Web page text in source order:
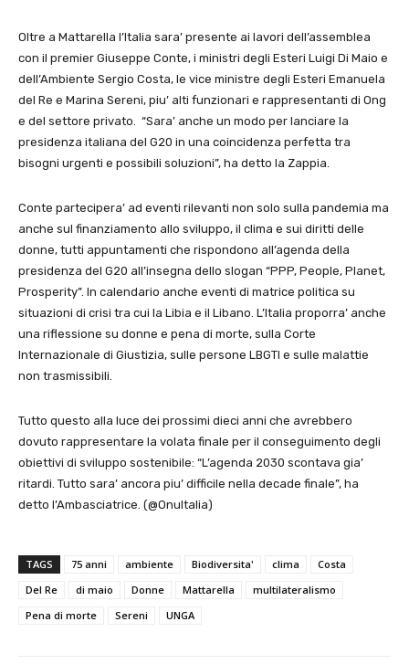
Oltre a Mattarella l’Italia sara’ presente ai lavori dell’assemblea
con il premier Giuseppe Conte, i ministri degli Esteri Luigi Di Maio e
dell’Ambiente Sergio Costa, le vice ministre degli Esteri Emanuela
del Re e Marina Sereni, piu’ alti funzionari e rappresentanti di Ong
e del settore privato. “Sara’ anche un modo per lanciare la
presidenza italiana del G20 in una coincidenza perfetta tra
bisogni urgenti e possibili soluzioni”, ha detto la Zappia.
Conte partecipera’ ad eventi rilevanti non solo sulla pandemia ma
anche sul finanziamento allo sviluppo, il clima e sui diritti delle
donne, tutti appuntamenti che rispondono all’agenda della
presidenza del G20 all’insegna dello slogan “PPP, People, Planet,
Prosperity”. In calendario anche eventi di matrice politica su
situazioni di crisi tra cui la Libia e il Libano. L’Italia proporra’ anche
una riflessione su donne e pena di morte, sulla Corte
Internazionale di Giustizia, sulle persone LBGTI e sulle malattie
non trasmissibili.
Tutto questo alla luce dei prossimi dieci anni che avrebbero
dovuto rappresentare la volata finale per il conseguimento degli
obiettivi di sviluppo sostenibile: “L’agenda 2030 scontava gia’
ritardi. Tutto sara’ ancora piu’ difficile nella decade finale”, ha
detto l’Ambasciatrice. (@OnuItalia)
TAGS 75 anni ambiente Biodiversita' clima
Costa
Del Re
di maio Donne Mattarella
multilateralismo
Pena di morte
Sereni UNGA